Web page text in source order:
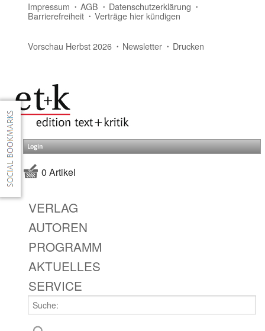
Impressum AGB Datenschutzerklärung
Barrierefreiheit Verträge hier kündigen
Vorschau Herbst 2026 Newsletter Drucken
Login
0 Artikel
VERLAG
AUTOREN
PROGRAMM
AKTUELLES
SERVICE